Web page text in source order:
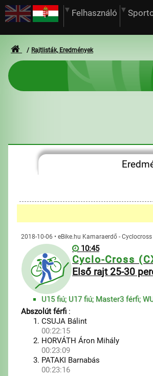
Felhasználó
Rajtlisták, Eredmények
2018-10-06 • eBike.hu Kamaraerdő -
10:45
Cyclo-Cross
Első rajt 25-30
U15 fiú; U17 fiú; Master3 férfi;
Abszolút férfi :
CSUJA Bálint
00:22:15
HORVÁTH Áron Mihály
00:23:09
PATAKI Barnabás
00:23:16